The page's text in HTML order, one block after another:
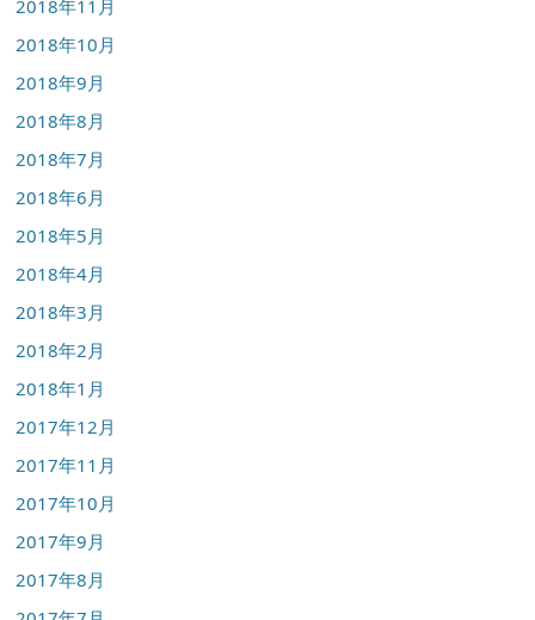
2018年11月
2018年10月
2018年9月
2018年8月
2018年7月
2018年6月
2018年5月
2018年4月
2018年3月
2018年2月
2018年1月
2017年12月
2017年11月
2017年10月
2017年9月
2017年8月